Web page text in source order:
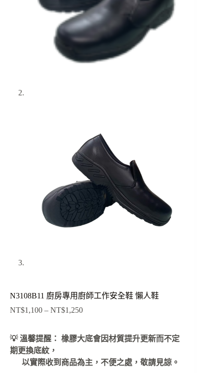
N3108B11 廚房專用廚師工作安全鞋 懶人鞋
NT$1,100 – NT$1,250價
範
NT$1,100
到
💡 溫馨提醒： 橡膠大底會因材質提升更新而不定
期更換底紋，
以實際收到商品為主，不便之處，敬請見諒。